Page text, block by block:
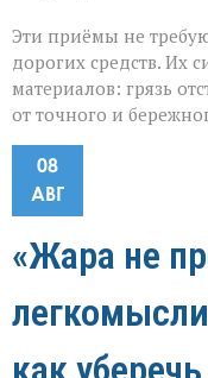
Эти приёмы не
дорогих средств. Их
материалов: грязь
от точного и
08
АВГ
«Жара не